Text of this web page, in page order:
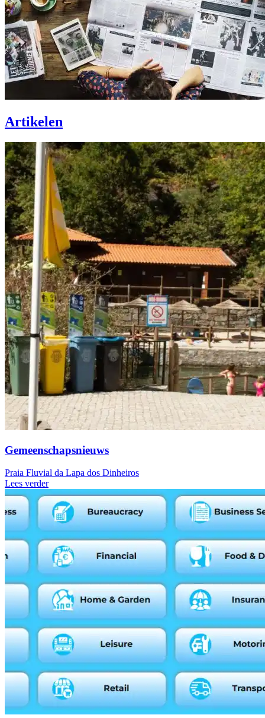
Artikelen
Gemeenschapsnieuws
Praia Fluvial da Lapa dos Dinheiros
Lees verder